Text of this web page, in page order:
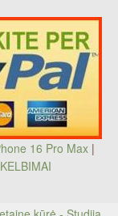
16 Pro Max|